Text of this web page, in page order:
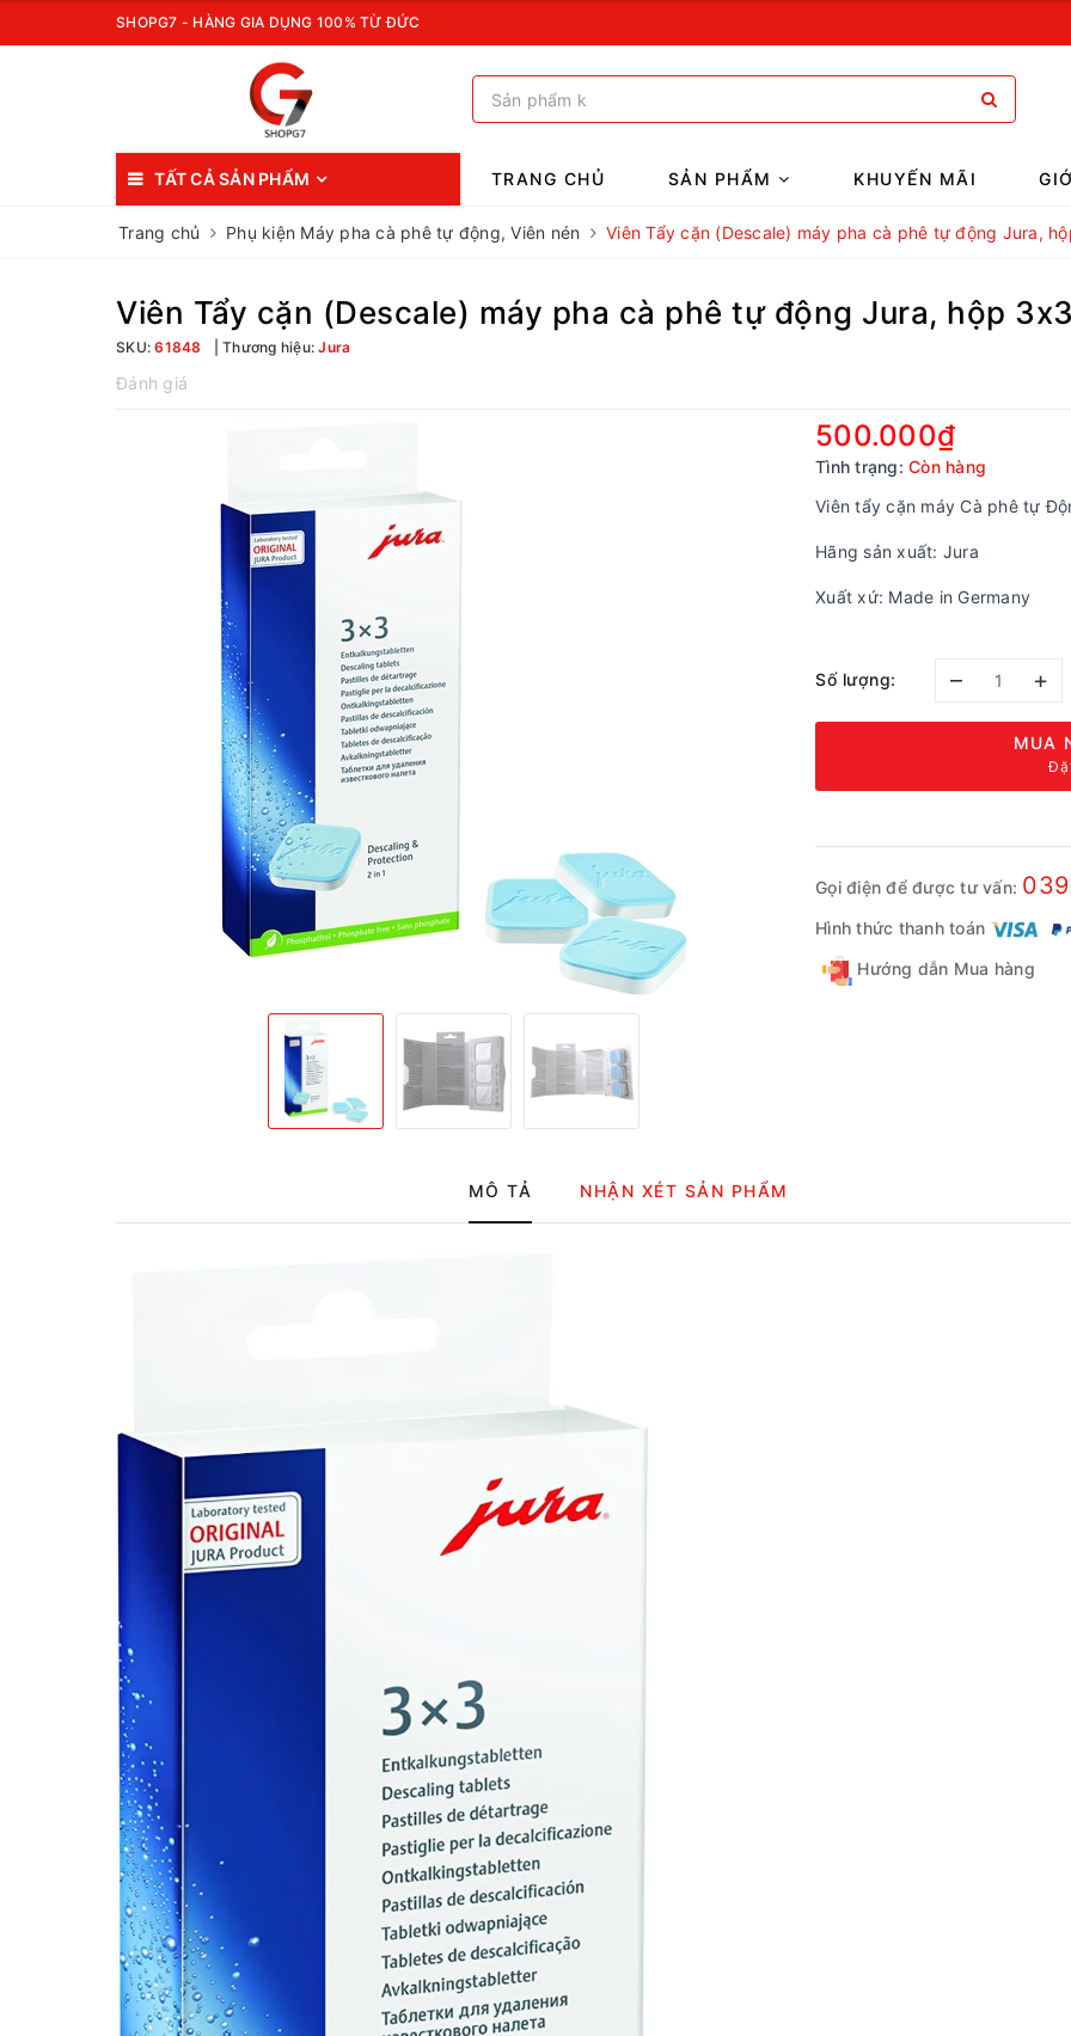
SHOPG7 - HÀNG GIA DỤNG 100% TỪ ĐỨC
TẤT CẢ SẢN PHẨM TRANG CHỦ SẢN PHẨM KHUYẾN MÃI
Trang chủ Phụ kiện Máy pha cà phê tự động, Viên nén Viên Tẩy cặn (Descale) máy pha cà phê tự động Jura,
Viên Tẩy cặn (Descale) máy pha cà phê tự động Jura, hộp
SKU:61848 Thương hiệu:Jura
Đánh giá
500.000₫
Tình trạng: Còn hàng
Viên tẩy cặn máy Cà phê tự
Hãng sản xuất: Jura
Xuất xứ: Made in Germany
Số lượng: – +
MUA
Gọi điện để được tư vấn:
Hình thức thanh toán
Hướng dẫn Mua hàng
MÔ TẢ NHẬN XÉT SẢN PHẨM